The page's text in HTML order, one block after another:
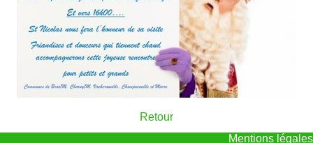
Retour
Mentions légales